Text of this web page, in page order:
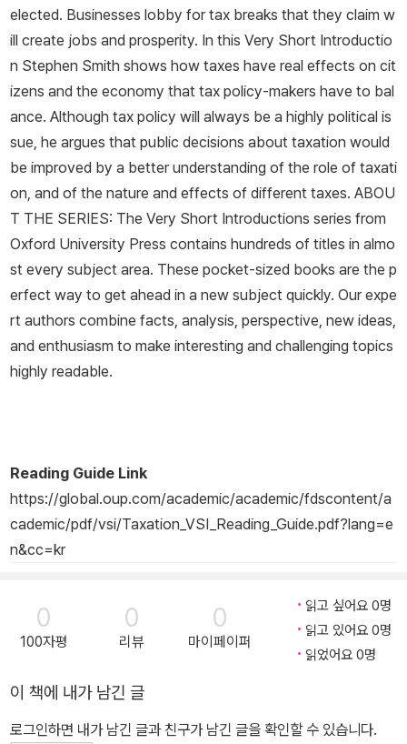
elected. Businesses lobby for tax breaks that they claim w
ill create jobs and prosperity. In this Very Short Introductio
n Stephen Smith shows how taxes have real effects on cit
izens and the economy that tax policy-makers have to bal
ance. Although tax policy will always be a highly political is
sue, he argues that public decisions about taxation would
be improved by a better understanding of the role of taxati
on, and of the nature and effects of different taxes. ABOU
T THE SERIES: The Very Short Introductions series from
Oxford University Press contains hundreds of titles in almo
st every subject area. These pocket-sized books are the p
erfect way to get ahead in a new subject quickly. Our expe
rt authors combine facts, analysis, perspective, new ideas,
and enthusiasm to make interesting and challenging topics
highly readable.
Reading Guide Link
https://global.oup.com/academic/academic/fdscontent/a
cademic/pdf/vsi/Taxation_VSI_Reading_Guide.pdf?lang=e
n&cc=kr
0
100자평
0
리뷰
0
마이페이퍼
읽고 싶어요 0명
읽고 있어요 0명
읽었어요 0명
이 책에 내가 남긴 글
로그인하면 내가 남긴 글과 친구가 남긴 글을 확인할 수 있습니다.